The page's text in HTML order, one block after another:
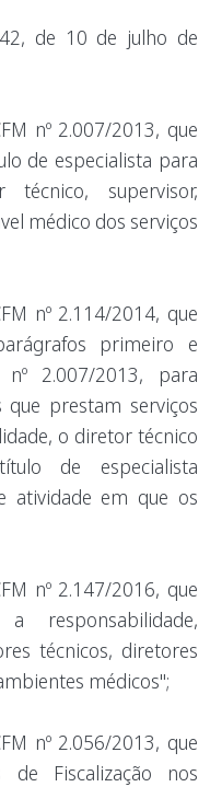
de 10 de julho de
nº 2.007/2013, que
de especialista para
supervisor,
médico dos serviços
nº 2.114/2014, que
primeiro e
nº 2.007/2013, para
que prestam serviços
o diretor técnico
de especialista
atividade em que os
nº 2.147/2016, que
responsabilidade,
técnicos, diretores
médicos";
nº 2.056/2013, que
de Fiscalização nos